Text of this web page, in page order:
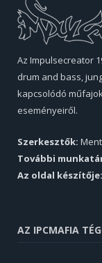
Az Impulsecreator
drum and bass,
kapcsolódó
eseményeiről.
Szerkesztők:
További
Az oldal készítője:
AZ IPCMAFIA